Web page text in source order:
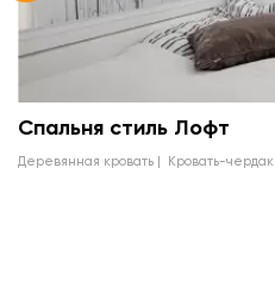
Спальня стиль Лофт
деревянная кровать кровать-чердак